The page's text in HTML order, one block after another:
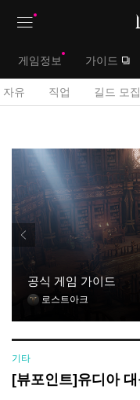
뉴
게임정보 가이드
자유 직업 길드 모집
략
판
공식 게임 가이드
로스트아크
기타
[뷰포인트]유디아